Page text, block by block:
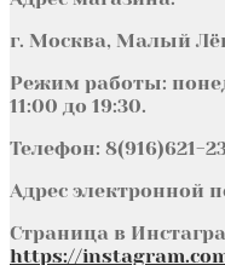
г. Москва, Малый
Режим работы:
11:00 до 19:30.
Телефон: 8(916)621-
Адрес электронной
Страница в
https://